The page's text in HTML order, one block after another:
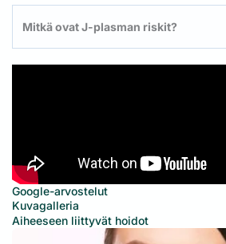
Mitkä ovat J-plasman riskit?
Google-arvostelut
Kuvagalleria
Aiheeseen liittyvät hoidot